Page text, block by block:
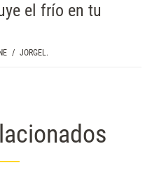
el frío en tu
/ JORGEL.